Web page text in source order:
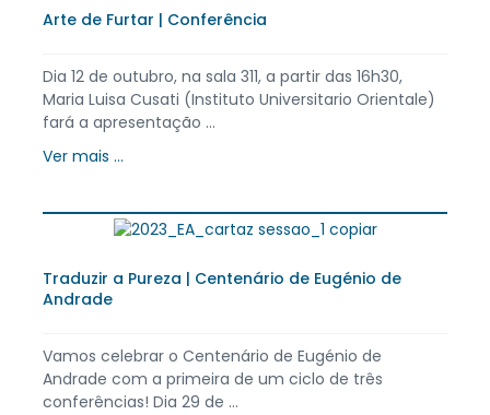
Arte de Furtar | Conferência
Dia 12 de outubro, na sala 311, a partir das 16h30,
Maria Luisa Cusati (Instituto Universitario Orientale)
fará a apresentação ...
Ver mais ...
Traduzir a Pureza | Centenário de Eugénio de
Andrade
Vamos celebrar o Centenário de Eugénio de
Andrade com a primeira de um ciclo de três
conferências! Dia 29 de ...